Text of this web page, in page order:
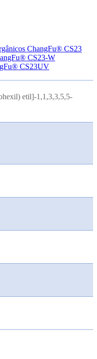
ChangFu® CS23
CS23-W
CS23UV
etil]-1,1,3,3,5,5-